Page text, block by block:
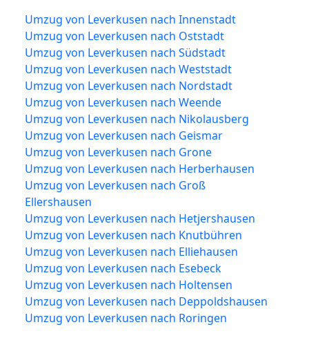
Umzug von Leverkusen nach Innenstadt
Umzug von Leverkusen nach Oststadt
Umzug von Leverkusen nach Südstadt
Umzug von Leverkusen nach Weststadt
Umzug von Leverkusen nach Nordstadt
Umzug von Leverkusen nach Weende
Umzug von Leverkusen nach Nikolausberg
Umzug von Leverkusen nach Geismar
Umzug von Leverkusen nach Grone
Umzug von Leverkusen nach Herberhausen
Umzug von Leverkusen nach Groß
Ellershausen
Umzug von Leverkusen nach Hetjershausen
Umzug von Leverkusen nach Knutbühren
Umzug von Leverkusen nach Elliehausen
Umzug von Leverkusen nach Esebeck
Umzug von Leverkusen nach Holtensen
Umzug von Leverkusen nach Deppoldshausen
Umzug von Leverkusen nach Roringen